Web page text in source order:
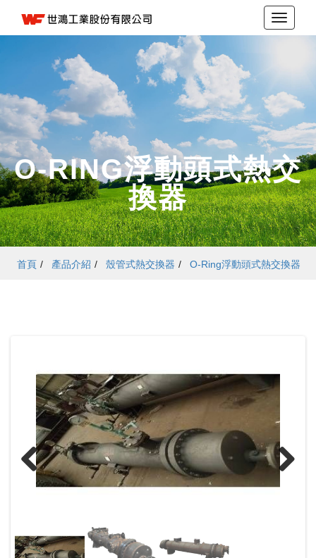
O-RING浮動頭式熱交
換器
首頁 / 產品介紹 / 殼管式熱交換器 / O-Ring浮動頭式熱交換器
Previous Next